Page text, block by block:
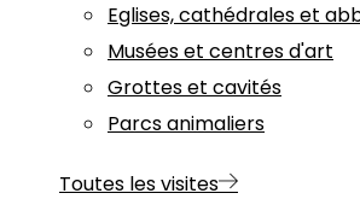
Eglises, cathédrales et
Musées et centres d'art
Grottes et cavités
Parcs animaliers
Toutes les visites